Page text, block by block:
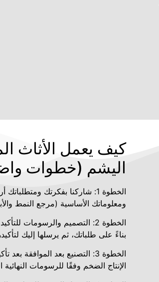
كيف يعمل الأثاث
اليشم (خطوات
الخطوة 1: شاركنا بفكرتك
ومعلوماتك الأساسية (مرجع النمط
الخطوة 2: التصميم والرسومات
بناءً على طلباتك، ثم يرسلها إليك
الخطوة 3: التصنيع بعد الموافقة
الإنتاج الضخم وفقًا للرسومات النهائية